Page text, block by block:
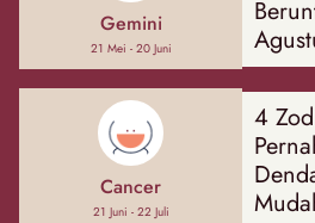
Gemini
21 Mei - 20 Juni
Cancer
21 Juni - 22 Juli
4